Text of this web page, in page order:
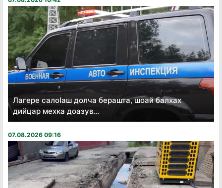
Лагере салоӏаш долча берашта, шоай балхах
дийцар мехка доазув...
07.08.2026 09:16